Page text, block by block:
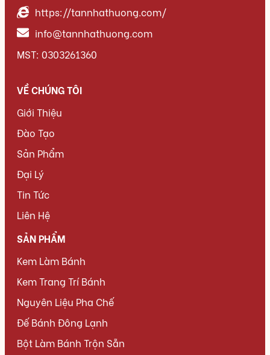
https://tannhathuong.com/
info@tannhathuong.com
MST: 0303261360
VỀ CHÚNG TÔI
Giới Thiệu
Đào Tạo
Sản Phẩm
Đại Lý
Tin Tức
Liên Hệ
SẢN PHẨM
Kem Làm Bánh
Kem Trang Trí Bánh
Nguyên Liệu Pha Chế
Đế Bánh Đông Lạnh
Bột Làm Bánh Trộn Sẵn